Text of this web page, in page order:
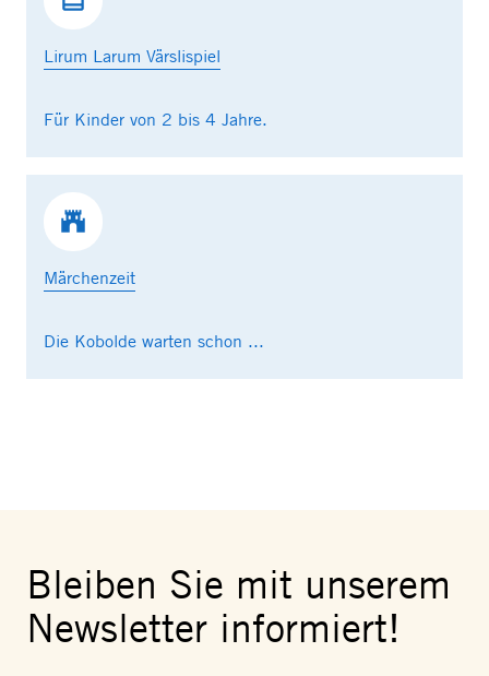
Lirum Larum Värslispiel
Für Kinder von 2 bis 4 Jahre.
Märchenzeit
Die Kobolde warten schon ...
Bleiben Sie mit unserem
Newsletter informiert!